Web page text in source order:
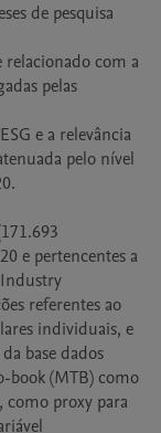
de pesquisa
relacionado com a
pelas
e a relevância
pelo nível
e pertencentes a
referentes ao
individuais, e
base dados
book (MTB) como
como proxy para